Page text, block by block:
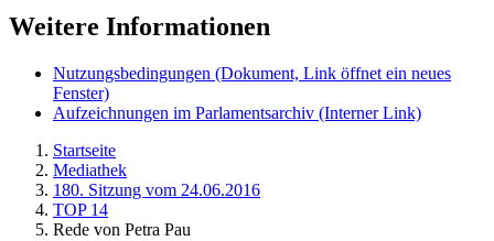
Weitere Informationen
Nutzungsbedingungen (Dokument, Link öffnet ein neues
Fenster)
Aufzeichnungen im Parlamentsarchiv (Interner Link)
Startseite
Mediathek
180. Sitzung vom 24.06.2016
TOP 14
Rede von Petra Pau